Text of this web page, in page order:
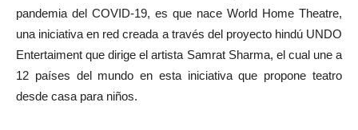
pandemia del COVID-19, es que nace World Home Theatre,
una iniciativa en red creada a través del proyecto hindú UNDO
Entertaiment que dirige el artista Samrat Sharma, el cual une a
12 países del mundo en esta iniciativa que propone teatro
desde casa para niños.